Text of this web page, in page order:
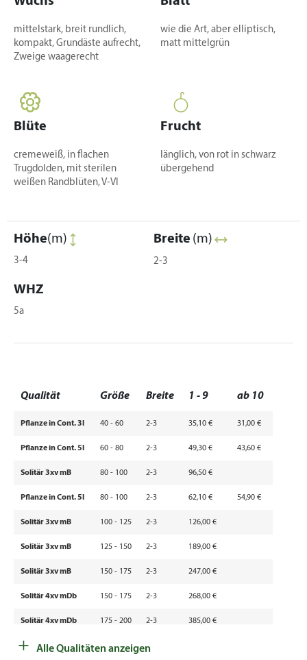
mittelstark, breit rundlich,
kompakt, Grundäste aufrecht,
Zweige waagerecht
wie die Art, aber elliptisch,
matt mittelgrün
Blüte
cremeweiß, in flachen
Trugdolden, mit sterilen
weißen Randblüten, V-VI
Frucht
länglich, von rot in schwarz
übergehend
Höhe(m)
3-4
Breite (m)
2-3
WHZ
5a
Qualität Größe Breite 1 - 9 ab 10
Pflanze in Cont. 3l 40 - 60 2-3 35,10 € 31,00 €
Pflanze in Cont. 5l 60 - 80 2-3 49,30 € 43,60 €
Solitär 3xv mB 80 - 100 2-3 96,50 €
Pflanze in Cont. 5l 80 - 100 2-3 62,10 € 54,90 €
Solitär 3xv mB 100 - 125 2-3 126,00 €
Solitär 3xv mB 125 - 150 2-3 189,00 €
Solitär 3xv mB 150 - 175 2-3 247,00 €
Solitär 4xv mDb 150 - 175 2-3 268,00 €
Solitär 4xv mDb 175 - 200 2-3 385,00 €
Solitär 5xv mDb 200 - 225 2-3
+ Alle Qualitäten anzeigen